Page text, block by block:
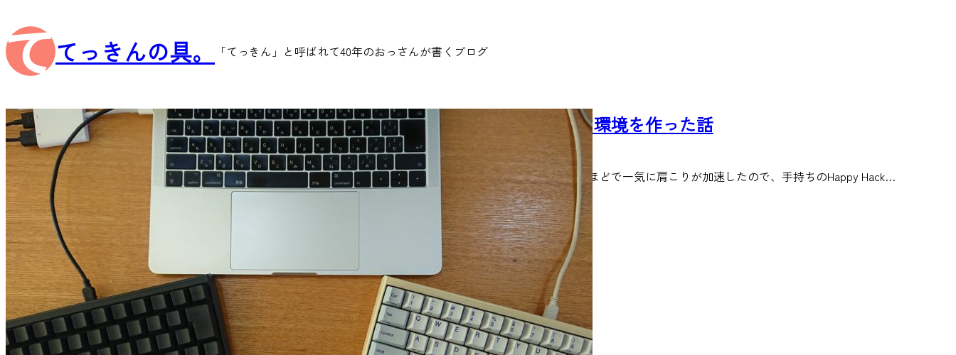
容
を
ス
プ
てっきんの具。 「てっきん」と呼ばれて40年のおっさんが書くブログ
HHKB Pro 2台で左右分離キーボード環境を作った話
2019/11/27
久しぶりにコーディング作業に集中したところ、2日ほどで一気に肩こりが加速したので、手持ちのHappy Hack…
READ MORE